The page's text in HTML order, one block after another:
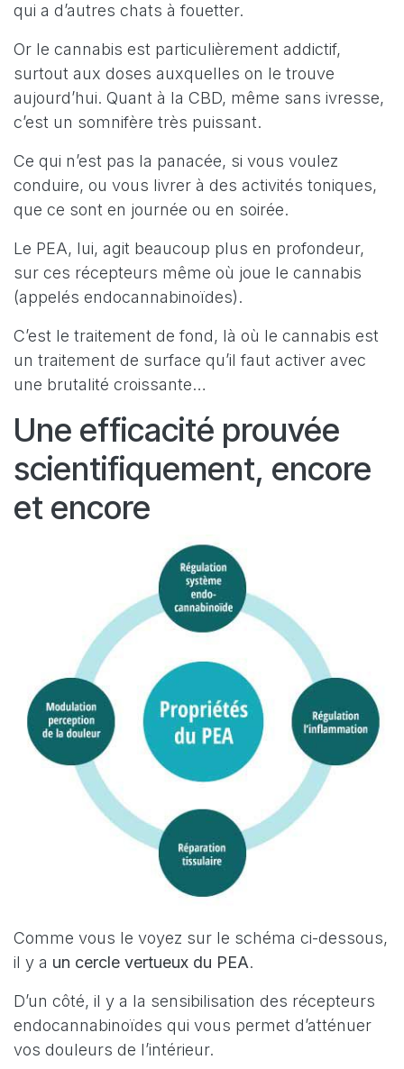
qui a d’autres chats à fouetter.
Or le cannabis est particulièrement addictif,
surtout aux doses auxquelles on le trouve
aujourd’hui. Quant à la CBD, même sans ivresse,
c’est un somnifère très puissant.
Ce qui n’est pas la panacée, si vous voulez
conduire, ou vous livrer à des activités toniques,
que ce sont en journée ou en soirée.
Le PEA, lui, agit beaucoup plus en profondeur,
sur ces récepteurs même où joue le cannabis
(appelés endocannabinoïdes).
C’est le traitement de fond, là où le cannabis est
un traitement de surface qu’il faut activer avec
une brutalité croissante…
Une efficacité prouvée
scientifiquement, encore
et encore
Comme vous le voyez sur le schéma ci-dessous,
il y a un cercle vertueux du PEA.
D’un côté, il y a la sensibilisation des récepteurs
endocannabinoïdes qui vous permet d’atténuer
vos douleurs de l’intérieur.